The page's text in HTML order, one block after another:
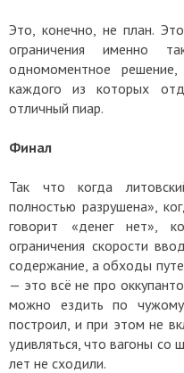
Это, конечно, не план.
ограничения именно
одномоментное
каждого из которых
отличный пиар.
Финал
Так что когда
полностью разрушена»,
говорит «денег нет»,
ограничения скорости
содержание, а обходы
— это всё не про
можно ездить по
построил, и при этом не
удивляться, что вагоны со
лет не сходили.